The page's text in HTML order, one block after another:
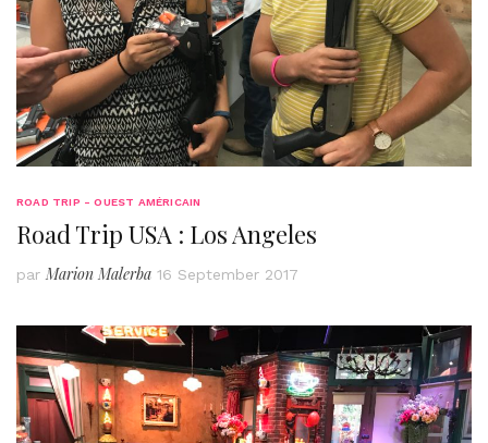
ROAD TRIP - OUEST AMÉRICAIN
Road Trip USA : Los Angeles
par Marion Malerba 16 September 2017